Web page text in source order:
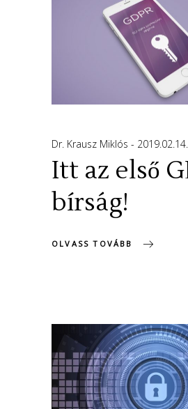
Dr. Krausz Miklós 2019.02.14.
Itt az első
bírság!
OLVASS TOVÁBB